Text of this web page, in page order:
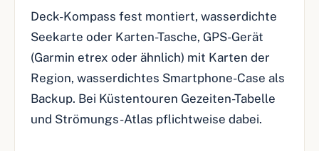
Deck-Kompass fest montiert, wasserdichte
Seekarte oder Karten-Tasche, GPS-Gerät
(Garmin etrex oder ähnlich) mit Karten der
Region, wasserdichtes Smartphone-Case als
Backup. Bei Küstentouren Gezeiten-Tabelle
und Strömungs-Atlas pflichtweise dabei.